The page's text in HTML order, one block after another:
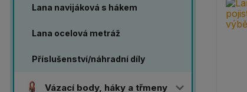
Lana navijáková s hákem
Lana ocelová metráž
Příslušenství/náhradní díly
Vázací body, háky a třmeny